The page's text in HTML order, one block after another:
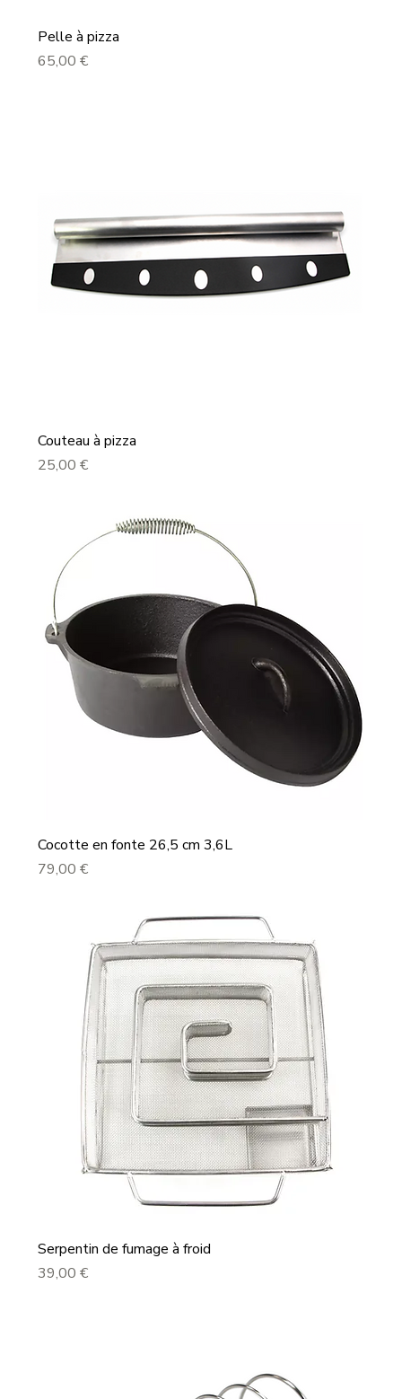
Pelle à pizza
Prix
65,00 €
Couteau à pizza
Prix
25,00 €
Cocotte en fonte 26,5 cm 3,6L
Prix
79,00 €
Serpentin de fumage à froid
Prix
39,00 €